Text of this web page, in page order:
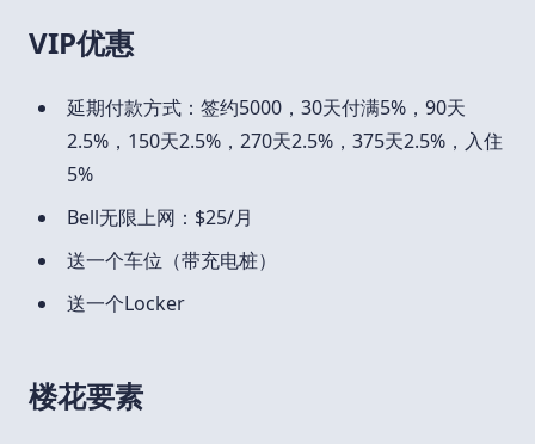
VIP优惠
延期付款方式：签约5000，30天付满5%，90天
2.5%，150天2.5%，270天2.5%，375天2.5%，入住
5%
Bell无限上网：$25/月
送一个车位（带充电桩）
送一个Locker
楼花要素